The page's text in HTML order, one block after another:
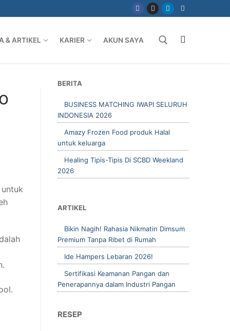
& ARTIKEL KARIER AKUN SAYA
BERITA
BUSINESS MATCHING IWAPI SELURUH
INDONESIA 2026
Amazy Frozen Food produk Halal
untuk keluarga
Healing Tipis-Tipis Di SCBD Weekland
2026
ARTIKEL
Bikin Nagih! Rahasia Nikmatin Dimsum
Premium Tanpa Ribet di Rumah
Ide Hampers Lebaran 2026!
Sertifikasi Keamanan Pangan dan
Penerapannya dalam Industri Pangan
RESEP